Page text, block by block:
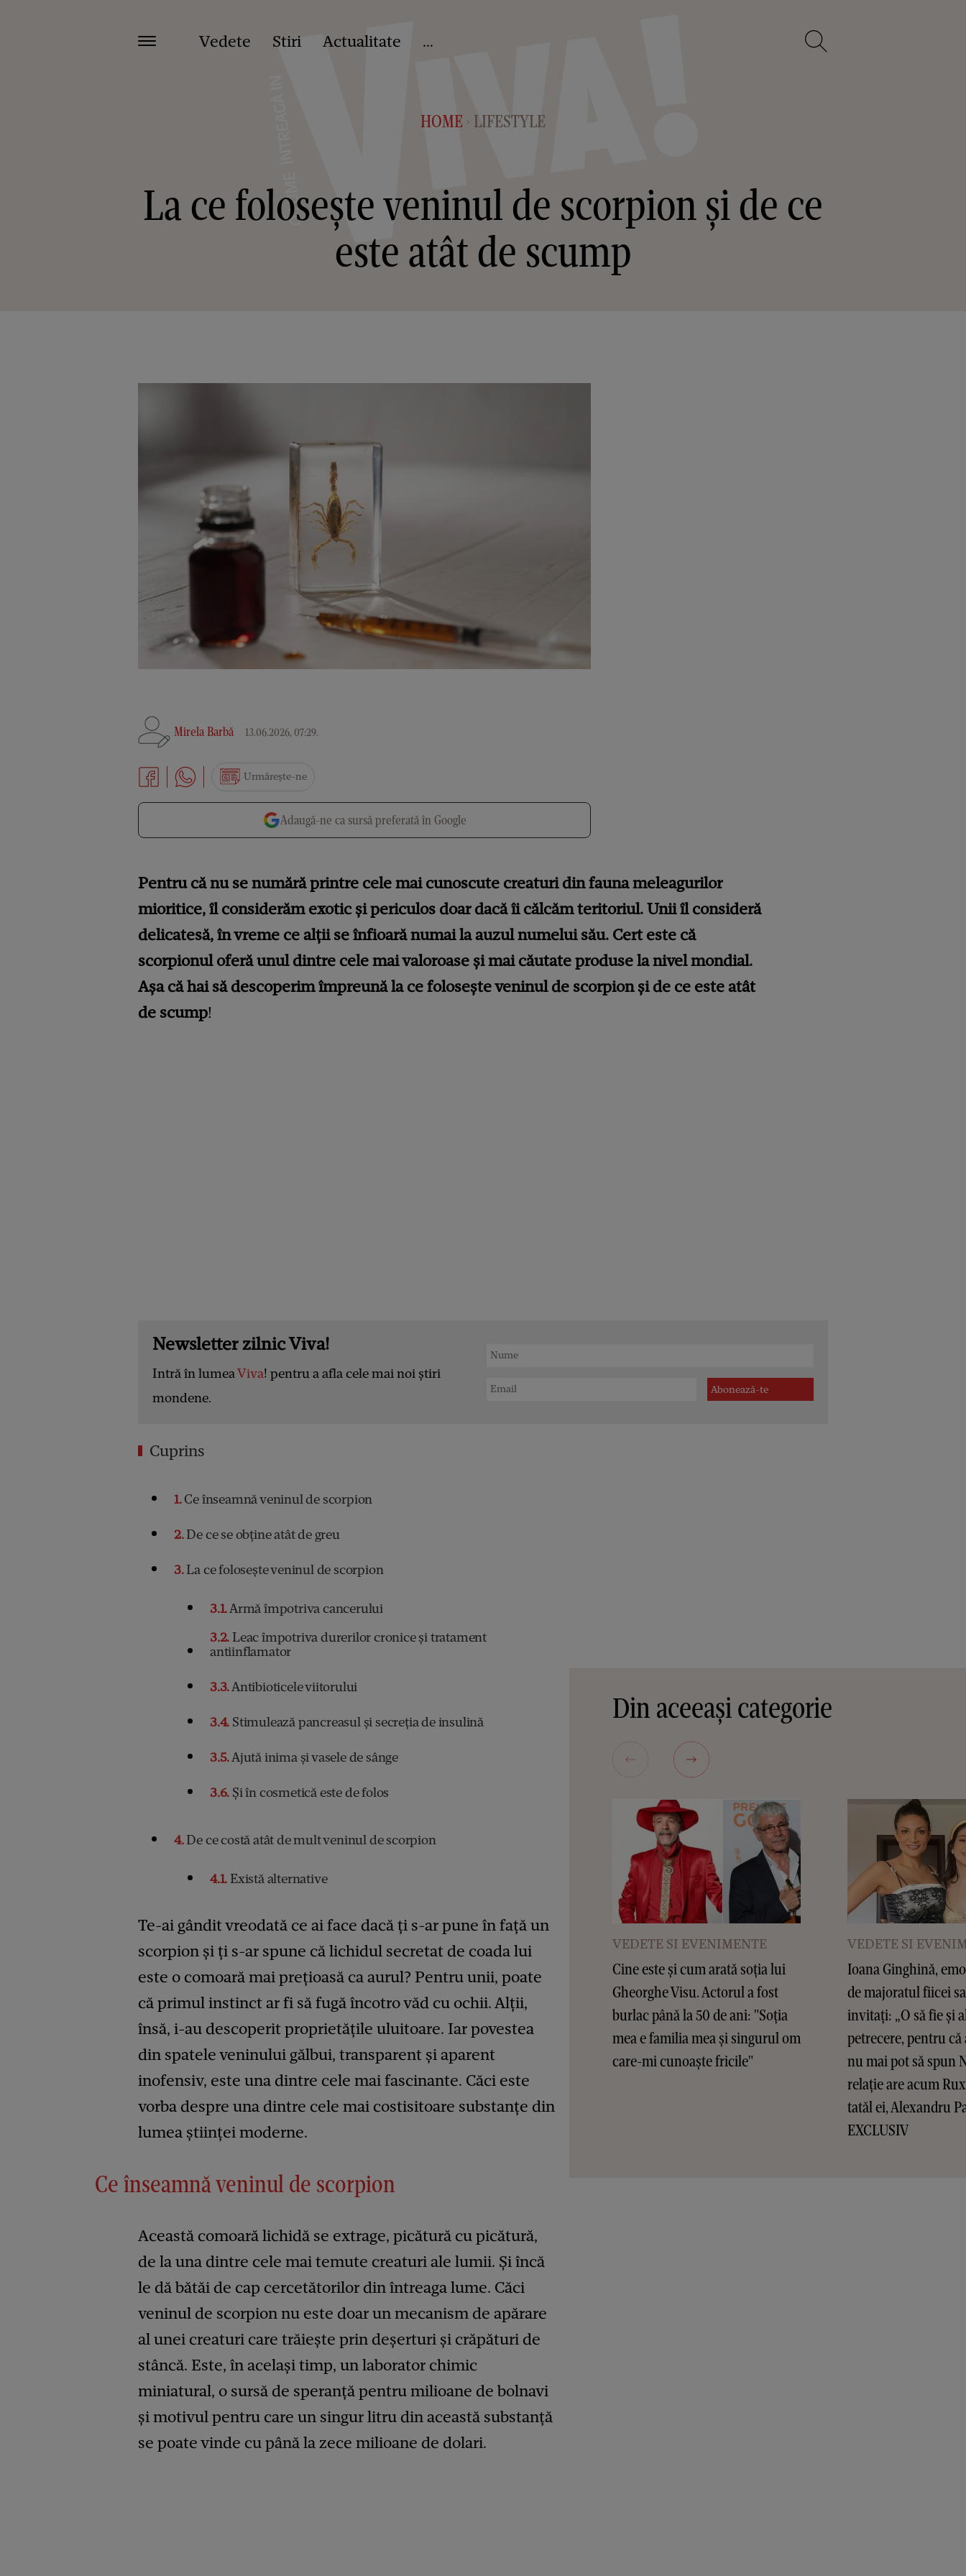
Vedete Stiri Actualitate ...
HOME > LIFESTYLE
La ce folosește veninul de scorpion și de ce
este atât de scump
Mirela Barbă 13.06.2026, 07:29.
Urmărește-ne
Adaugă-ne ca sursă preferată în Google
Pentru că nu se numără printre cele mai cunoscute creaturi din fauna meleagurilor
mioritice, îl considerăm exotic și periculos doar dacă îi călcăm teritoriul. Unii îl consideră
delicatesă, în vreme ce alții se înfioară numai la auzul numelui său. Cert este că
scorpionul oferă unul dintre cele mai valoroase și mai căutate produse la nivel mondial.
Așa că hai să descoperim împreună la ce folosește veninul de scorpion și de ce este atât
de scump!
Newsletter zilnic Viva!
Intră în lumeaViva! pentru a afla cele mai noi știri
mondene.
Cuprins
1Ce înseamnă veninul de scorpion
2De ce se obține atât de greu
3La ce folosește veninul de scorpion
3.1 Armă împotriva cancerului
3.2 Leac împotriva durerilor cronice și tratament
antiinflamator
3.3 Antibioticele viitorului
3.4 Stimulează pancreasul și secreția de insulină
3.5 Ajută inima și vasele de sânge
3.6 Și în cosmetică este de folos
4De ce costă atât de mult veninul de scorpion
4.1 Există alternative
Te-ai gândit vreodată ce ai face dacă ți s-ar pune în față un
scorpion și ți s-ar spune că lichidul secretat de coada lui
este o comoară mai prețioasă ca aurul? Pentru unii, poate
că primul instinct ar fi să fugă încotro văd cu ochii. Alții,
însă, i-au descoperit proprietățile uluitoare. Iar povestea
din spatele veninului gălbui, transparent și aparent
inofensiv, este una dintre cele mai fascinante. Căci este
vorba despre una dintre cele mai costisitoare substanțe din
lumea științei moderne.
Ce înseamnă veninul de scorpion
Această comoară lichidă se extrage, picătură cu picătură,
de la una dintre cele mai temute creaturi ale lumii. Și încă
le dă bătăi de cap cercetătorilor din întreaga lume. Căci
veninul de scorpion nu este doar un mecanism de apărare
al unei creaturi care trăiește prin deșerturi și crăpături de
stâncă. Este, în același timp, un laborator chimic
miniatural, o sursă de speranță pentru milioane de bolnavi
și motivul pentru care un singur litru din această substanță
se poate vinde cu până la zece milioane de dolari.
Din aceeași categorie
VEDETE SI EVENIMENTE
Cine este și cum arată soția lui
Gheorghe Visu. Actorul a fost
burlac până la 50 de ani: "Soția
mea e familia mea și singurul om
care-mi cunoaște fricile"
VEDETE SI
Ioana Ginghină,
de majoratul fiicei
invitați: „O să fie și
petrecere, pentru că
nu mai pot să spun
relație are acum
tatăl ei, Alexandru
EXCLUSIV